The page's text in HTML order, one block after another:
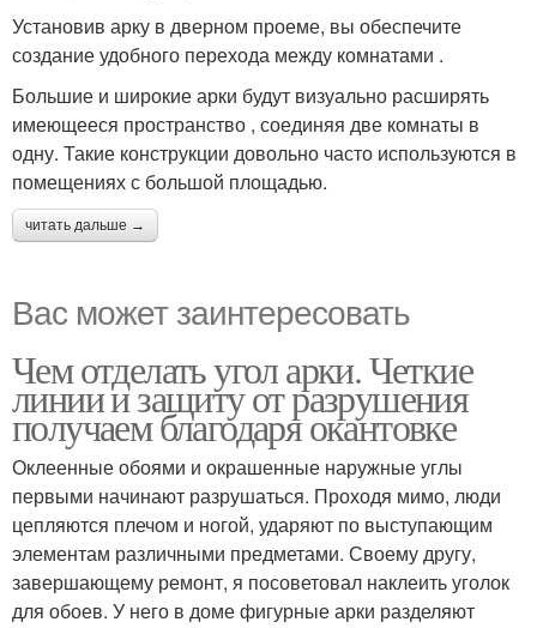
Установив арку в дверном проеме, вы обеспечите
создание удобного перехода между комнатами .
Большие и широкие арки будут визуально расширять
имеющееся пространство , соединяя две комнаты в
одну. Такие конструкции довольно часто используются в
помещениях с большой площадью.
читать дальше →
Вас может заинтересовать
Чем отделать угол арки. Четкие
линии и защиту от разрушения
получаем благодаря окантовке
Оклеенные обоями и окрашенные наружные углы
первыми начинают разрушаться. Проходя мимо, люди
цепляются плечом и ногой, ударяют по выступающим
элементам различными предметами. Своему другу,
завершающему ремонт, я посоветовал наклеить уголок
для обоев. У него в доме фигурные арки разделяют